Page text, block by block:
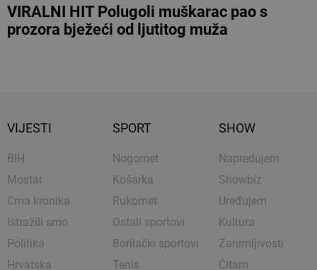
VIRALNI HIT Polugoli muškarac pao s
prozora bježeći od ljutitog muža
VIJESTI
BIH
Mostar
Crna kronika
Istražili smo
Politika
Hrvatska
SPORT
Nogomet
Košarka
Rukomet
Ostali sportovi
Borilački sportovi
Tenis
SHOW
Napredujem
Showbiz
Uređujem
Kultura
Zanimljivosti
Čitam